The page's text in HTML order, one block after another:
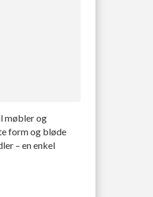
møbler og
form og bløde
– en enkel